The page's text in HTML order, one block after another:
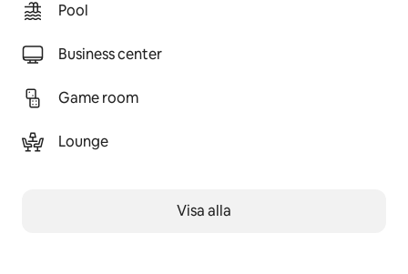
Pool
Business center
Game room
Lounge
Visa alla